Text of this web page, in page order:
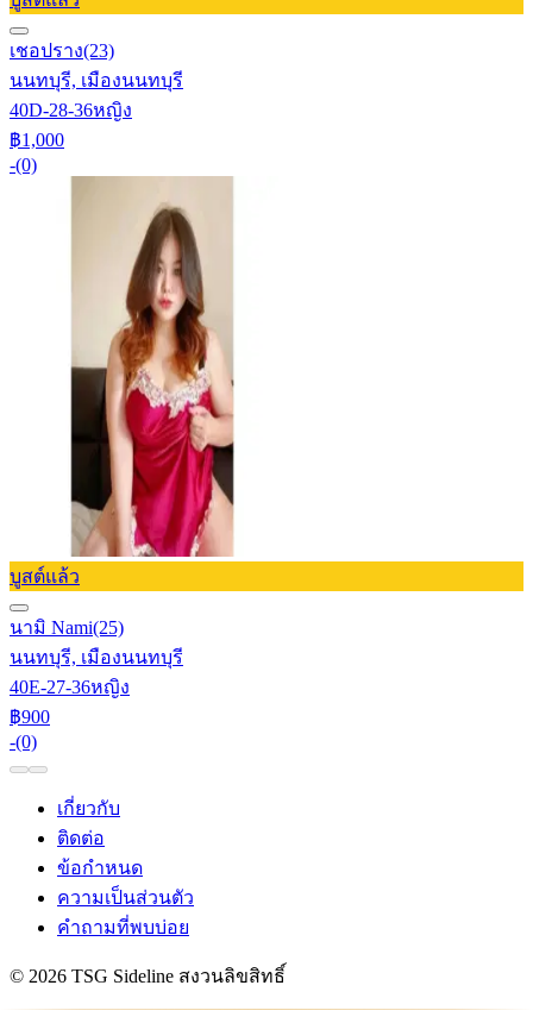
เชอปราง(23)
นนทบุรี, เมืองนนทบุรี
40D-28-36หญิง
฿1,000
-(0)
บูสต์แล้ว
นามิ Nami(25)
นนทบุรี, เมืองนนทบุรี
40E-27-36หญิง
฿900
-(0)
เกี่ยวกับ
ติดต่อ
ข้อกำหนด
ความเป็นส่วนตัว
คำถามที่พบบ่อย
© 2026 TSG Sideline สงวนลิขสิทธิ์